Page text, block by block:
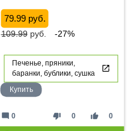
79.99 руб.
109.99руб. -27%
Печенье, пряники,
баранки, бублики, сушка
Купить
thumb_down 0 thumb_up 0
mode_comment 0